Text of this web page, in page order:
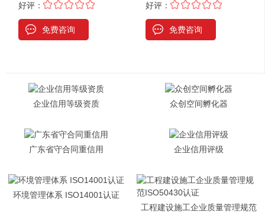
好评：
免费咨询
好评：
免费咨询
企业信用等级资质 众创空间孵化器
广东省守合同重信用 企业信用评级
环境管理体系 ISO14001认证
工程建设施工企业质量管理规范